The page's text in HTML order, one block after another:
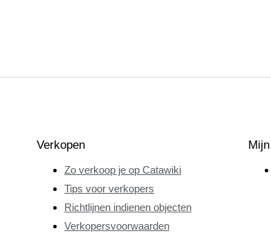
Verkopen
Zo verkoop je op Catawiki
Tips voor verkopers
Richtlijnen indienen objecten
Verkopersvoorwaarden